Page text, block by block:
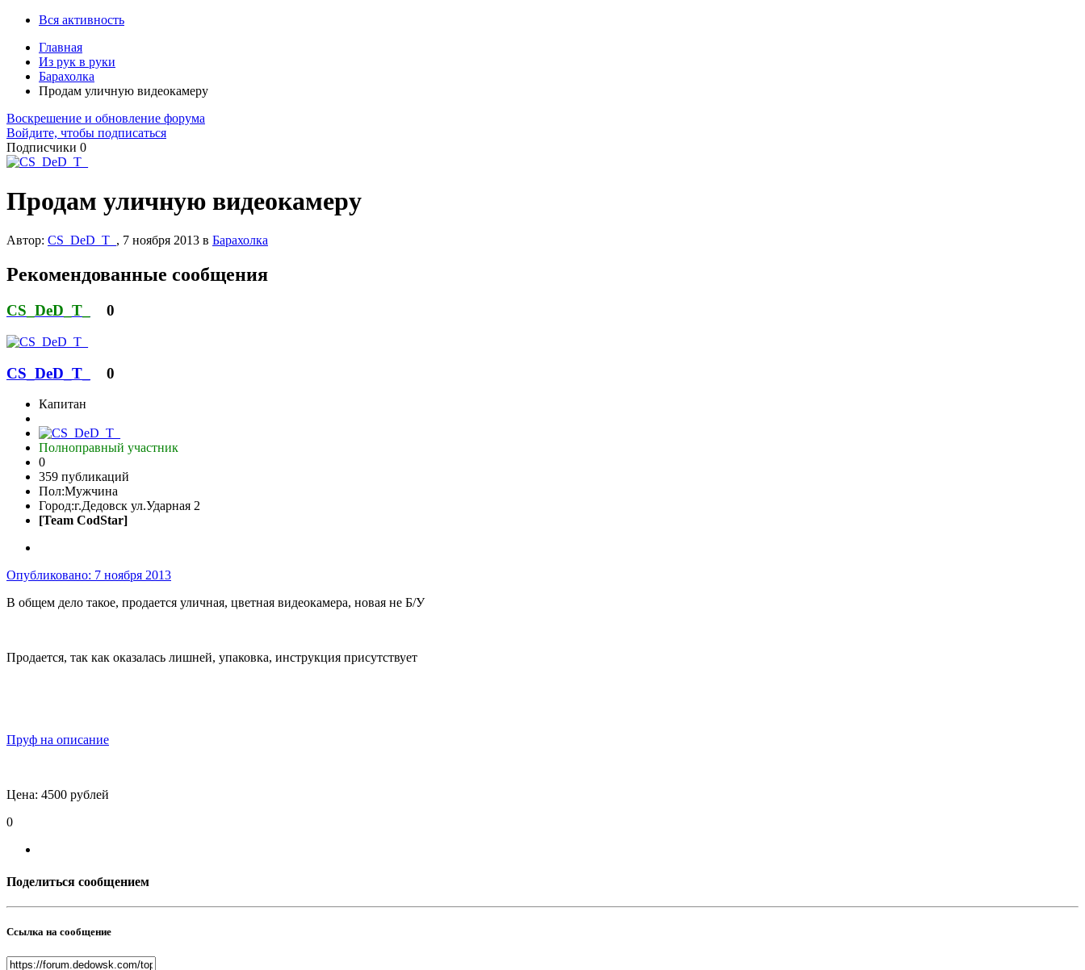
Вся активность
Главная
Из рук в руки
Барахолка
Продам уличную видеокамеру
Воскрешение и обновление форума
Войдите, чтобы подписаться
Подписчики 0
Продам уличную видеокамеру
Автор: CS_DeD_T_ , 7 ноября 2013 в Барахолка
Рекомендованные сообщения
CS_DeD_T_ 0
CS_DeD_T_ 0
Капитан
Полноправный участник
0
359 публикаций
Пол:Мужчина
Город:г.Дедовск ул.Ударная 2
[Team CodStar]
Опубликовано: 7 ноября 2013
В общем дело такое, продается уличная, цветная видеокамера, новая не Б/У
Продается, так как оказалась лишней, упаковка, инструкция присутствует
Пруф на описание
Цена: 4500 рублей
0
Поделиться сообщением
Ссылка на сообщение